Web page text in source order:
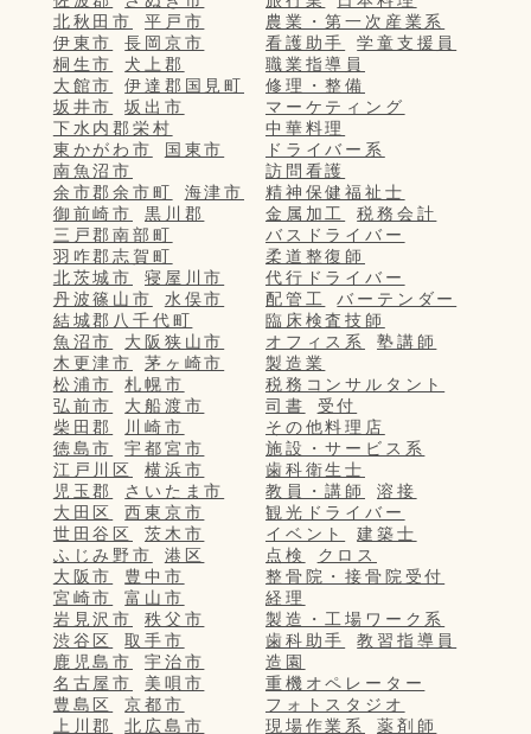
北秋田市
平戸市
伊東市
長岡京市
桐生市
犬上郡
大館市
伊達郡国見町
坂井市
坂出市
下水内郡栄村
東かがわ市
国東市
南魚沼市
余市郡余市町
海津市
御前崎市
黒川郡
三戸郡南部町
羽咋郡志賀町
北茨城市
寝屋川市
丹波篠山市
水俣市
結城郡八千代町
魚沼市
大阪狭山市
木更津市
茅ヶ崎市
松浦市
札幌市
弘前市
大船渡市
柴田郡
川崎市
徳島市
宇都宮市
江戸川区
横浜市
児玉郡
さいたま市
大田区
西東京市
世田谷区
茨木市
ふじみ野市
港区
大阪市
豊中市
宮崎市
富山市
岩見沢市
秩父市
渋谷区
取手市
鹿児島市
宇治市
名古屋市
美唄市
豊島区
京都市
上川郡
北広島市
農業・第一次産業系
看護助手
学童支援員
職業指導員
修理・整備
マーケティング
中華料理
ドライバー系
訪問看護
精神保健福祉士
金属加工
税務会計
バスドライバー
柔道整復師
代行ドライバー
配管工
バーテンダー
臨床検査技師
オフィス系
塾講師
製造業
税務コンサルタント
司書
受付
その他料理店
施設・サービス系
歯科衛生士
教員・講師
溶接
観光ドライバー
イベント
建築士
点検
クロス
整骨院・接骨院受付
経理
製造・工場ワーク系
歯科助手
教習指導員
造園
重機オペレーター
フォトスタジオ
現場作業系
薬剤師